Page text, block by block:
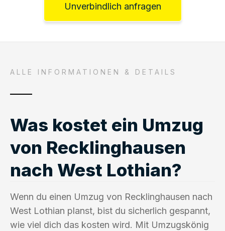
Unverbindlich anfragen
ALLE INFORMATIONEN & DETAILS
Was kostet ein Umzug
von Recklinghausen
nach West Lothian?
Wenn du einen Umzug von Recklinghausen nach
West Lothian planst, bist du sicherlich gespannt,
wie viel dich das kosten wird. Mit Umzugskönig